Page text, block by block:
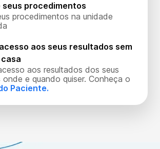
seus procedimentos
procedimentos na unidade
aos seus resultados sem
aos resultados dos seus
onde e quando quiser. Conheça o
Paciente.